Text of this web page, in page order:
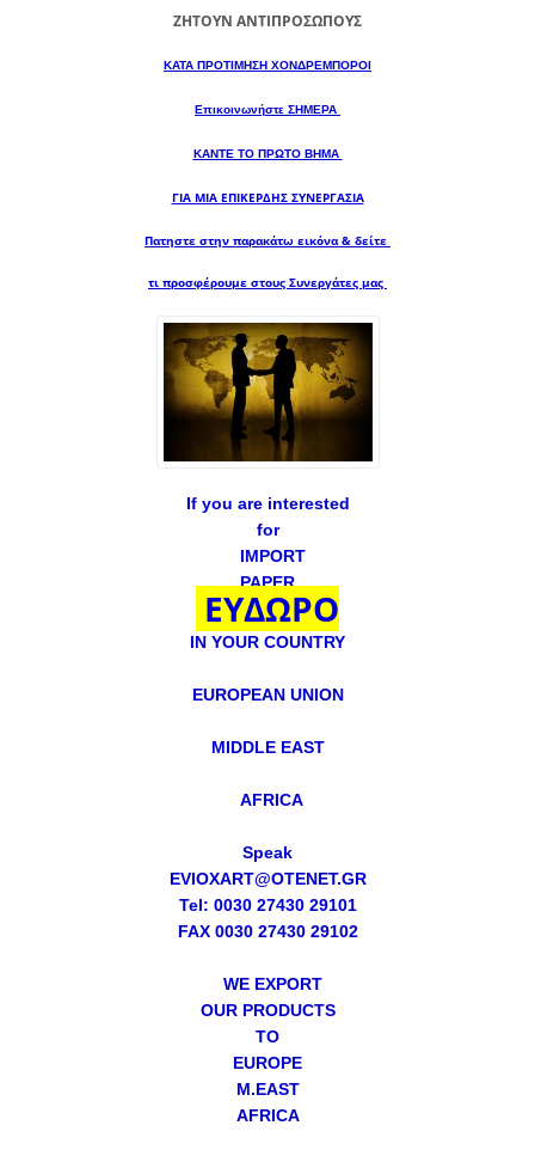
ΖΗΤΟΥΝ ΑΝΤΙΠΡΟΣΩΠΟΥΣ
ΚΑΤΑ ΠΡΟΤΙΜΗΣΗ ΧΟΝΔΡΕΜΠΟΡΟΙ
Επικοινωνήστε ΣΗΜΕΡΑ
ΚΑΝΤΕ ΤΟ ΠΡΩΤΟ ΒΗΜΑ
ΓΙΑ ΜΙΑ ΕΠΙΚΕΡΔΗΣ ΣΥΝΕΡΓΑΣΙΑ
Πατηστε στην παρακάτω εικόνα & δείτε
τι προσφέρουμε στους Συνεργάτες μας
If you are interested
for
IMPORT
PAPER
ΕΥΔΩΡΟ
IN YOUR COUNTRY
EUROPEAN UNION
MIDDLE EAST
AFRICA
Speak
EVIOXART@OTENET.GR
Tel: 0030 27430 29101
FAX 0030 27430 29102
WE EXPORT
OUR PRODUCTS
TO
EUROPE
M.EAST
AFRICA